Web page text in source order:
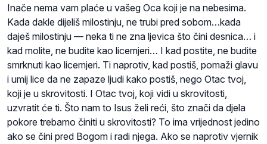
Inače nema vam plaće u vašeg Oca koji je na nebesima.
Kada dakle dijeliš milostinju, ne trubi pred sobom…kada
daješ milostinju — neka ti ne zna ljevica što čini desnica… i
kad molite, ne budite kao licemjeri… I kad postite, ne budite
smrknuti kao licemjeri. Ti naprotiv, kad postiš, pomaži glavu
i umij lice da ne zapaze ljudi kako postiš, nego Otac tvoj,
koji je u skrovitosti. I Otac tvoj, koji vidi u skrovitosti,
uzvratit će ti. Što nam to Isus želi reći, što znači da djela
pokore trebamo činiti u skrovitosti? To ima vrijednost jedino
ako se čini pred Bogom i radi njega. Ako se naprotiv vjernik